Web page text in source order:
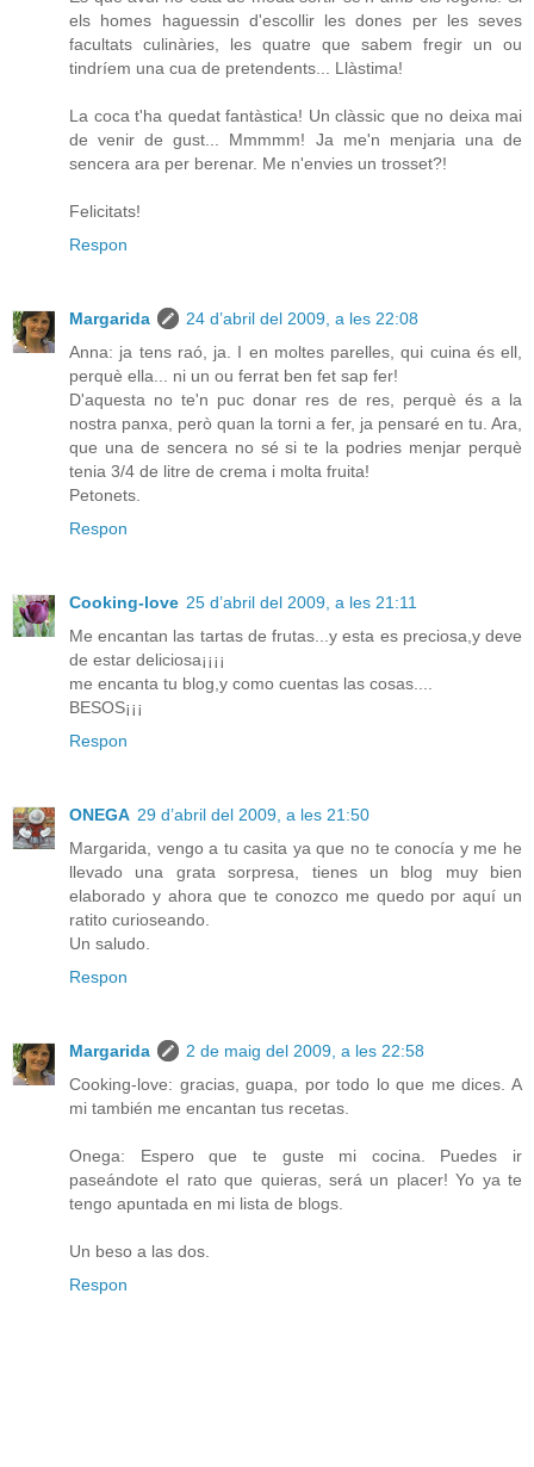
els homes haguessin d'escollir les dones per les seves
facultats culinàries, les quatre que sabem fregir un ou
tindríem una cua de pretendents... Llàstima!
La coca t'ha quedat fantàstica! Un clàssic que no deixa mai
de venir de gust... Mmmmm! Ja me'n menjaria una de
sencera ara per berenar. Me n'envies un trosset?!
Felicitats!
Respon
Margarida
24 d’abril del 2009, a les 22:08
Anna: ja tens raó, ja. I en moltes parelles, qui cuina és ell,
perquè ella... ni un ou ferrat ben fet sap fer!
D'aquesta no te'n puc donar res de res, perquè és a la
nostra panxa, però quan la torni a fer, ja pensaré en tu. Ara,
que una de sencera no sé si te la podries menjar perquè
tenia 3/4 de litre de crema i molta fruita!
Petonets.
Respon
Cooking-love 25 d’abril del 2009, a les 21:11
Me encantan las tartas de frutas...y esta es preciosa,y deve
de estar deliciosa¡¡¡¡
me encanta tu blog,y como cuentas las cosas....
BESOS¡¡¡
Respon
ONEGA 29 d’abril del 2009, a les 21:50
Margarida, vengo a tu casita ya que no te conocía y me he
llevado una grata sorpresa, tienes un blog muy bien
elaborado y ahora que te conozco me quedo por aquí un
ratito curioseando.
Un saludo.
Respon
Margarida
2 de maig del 2009, a les 22:58
Cooking-love: gracias, guapa, por todo lo que me dices. A
mi también me encantan tus recetas.
Onega: Espero que te guste mi cocina. Puedes ir
paseándote el rato que quieras, será un placer! Yo ya te
tengo apuntada en mi lista de blogs.
Un beso a las dos.
Respon